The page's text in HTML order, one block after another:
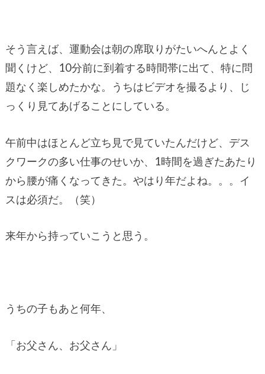
そう言えば、運動会は朝の席取りがたいへんとよく
聞くけど、10分前に到着する時間帯に出て、特に問
題なく楽しめたかな。うちはビデオを撮るより、じ
っくり見てあげることにしている。
午前中はほとんど立ち見で見ていたんだけど、デス
クワークの多い仕事のせいか、1時間を過ぎたあたり
から腰が痛くなってきた。やはり年だよね。。。イ
スは必須だ。（笑）
来年から持っていこうと思う。
うちの子もあと何年、
「お父さん、お父さん」